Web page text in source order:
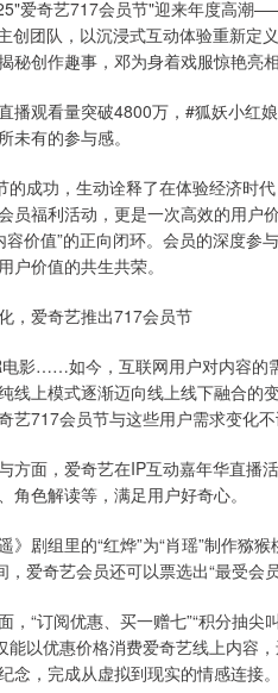
奇艺717会员节"迎来年度高潮
创团队，以沉浸式互动体验重新定
秘创作趣事，邓为身着戏服惊艳亮
观看量突破4800万，#狐妖小红
未有的参与感。
成功，生动诠释了在体验经济时代
员福利活动，更是一次高效的用
价值”的正向闭环。会员的深度参
户价值的共生共荣。
爱奇艺推出717会员节
……如今，互联网用户对内容的需
线上模式逐渐迈向线上线下融合的
艺717会员节与这些用户需求变化不
面，爱奇艺在IP互动嘉年华直播活
角色解读等，满足用户好奇心。
剧组里的“红烨”为“肖瑶”制作猕猴
爱奇艺会员还可以票选出“最受会员
“订阅优惠、买一赠七”“积分抽尖
能以优惠价格消费爱奇艺线上内容
念，完成从虚拟到现实的情感连接。